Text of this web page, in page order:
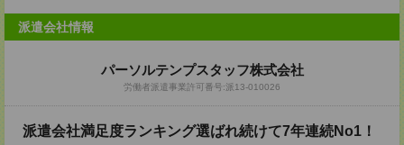
派遣会社情報
パーソルテンプスタッフ株式会社
労働者派遣事業許可番号:派13-010026
派遣会社満足度ランキング選ばれ続けて7年連続No1！